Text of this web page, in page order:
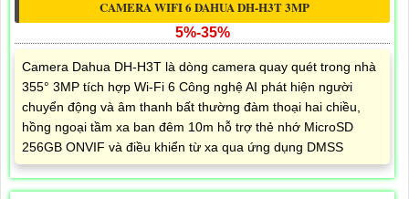
CAMERA WIFI 6 DAHUA DH-H3T 3MP
5%-35%
Camera Dahua DH-H3T là dòng camera quay quét trong nhà
355° 3MP tích hợp Wi-Fi 6 Công nghệ AI phát hiện người
chuyển động và âm thanh bất thường đàm thoại hai chiều,
hồng ngoại tầm xa ban đêm 10m hỗ trợ thẻ nhớ MicroSD
256GB ONVIF và điều khiển từ xa qua ứng dụng DMSS